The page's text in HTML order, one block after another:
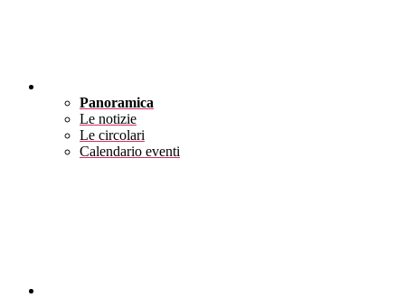
Panoramica
Le notizie
Le circolari
Calendario eventi